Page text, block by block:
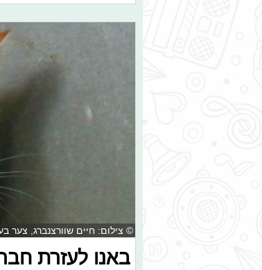
© צילום: חיים שוורצנברג, צער
באנו לעזרת